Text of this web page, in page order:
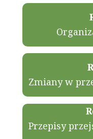
Przepisy
Zmiany w